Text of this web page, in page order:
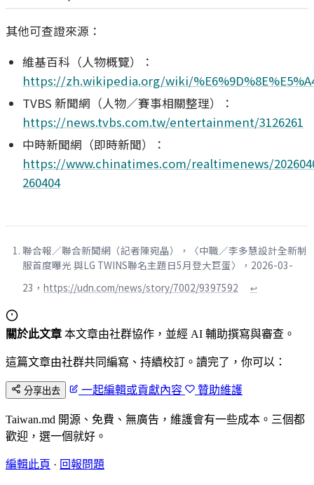
其他可查證來源：
維基百科（人物概覽）：
https://zh.wikipedia.org/wiki/
TVBS 新聞網（人物／賽事相關整理）：
https://news.tvbs.com.tw/entertainment/3126261
中時新聞網（即時新聞）：
https://www.chinatimes.com/realtimenews/
260404
聯合報／聯合新聞網（記者陳宛晶），〈中職／李多慧設計全新制
服首度曝光 與LG TWINS聯名主題日5月登大巨蛋〉，2026-03-
23， https://udn.com/news/story/7002/9397592 ↩
關於此文章 本文章由社群協作，並經 AI 輔助撰寫與審查。
這篇文章由社群共同編寫、持續校訂。讀完了，你可以：
分享出去 一起編輯或貢獻內容 贊助維護
Taiwan.md 開源、免費、無廣告，維護會有一些成本。三個都
歡迎，選一個就好。
編輯此頁 · 回報問題